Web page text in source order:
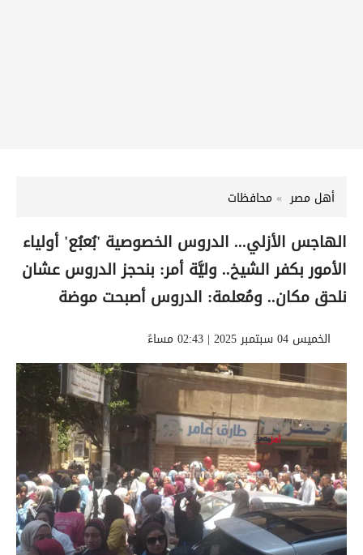
أهل مصر محافظات
الهاجس الأزلي... الدروس الخصوصية 'بُعبُع' أولياء
الأمور بكفر الشيخ.. وليَّة أمر: بنحجز الدروس عشان
نلحق مكان.. ومُعلمة: الدروس أصبحت موضة
الخميس 04 سبتمبر 2025 | 02:43 مساءً